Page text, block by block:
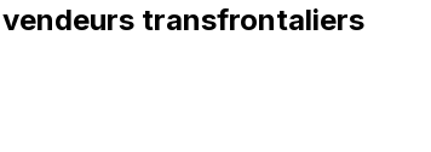
vendeurs transfrontaliers